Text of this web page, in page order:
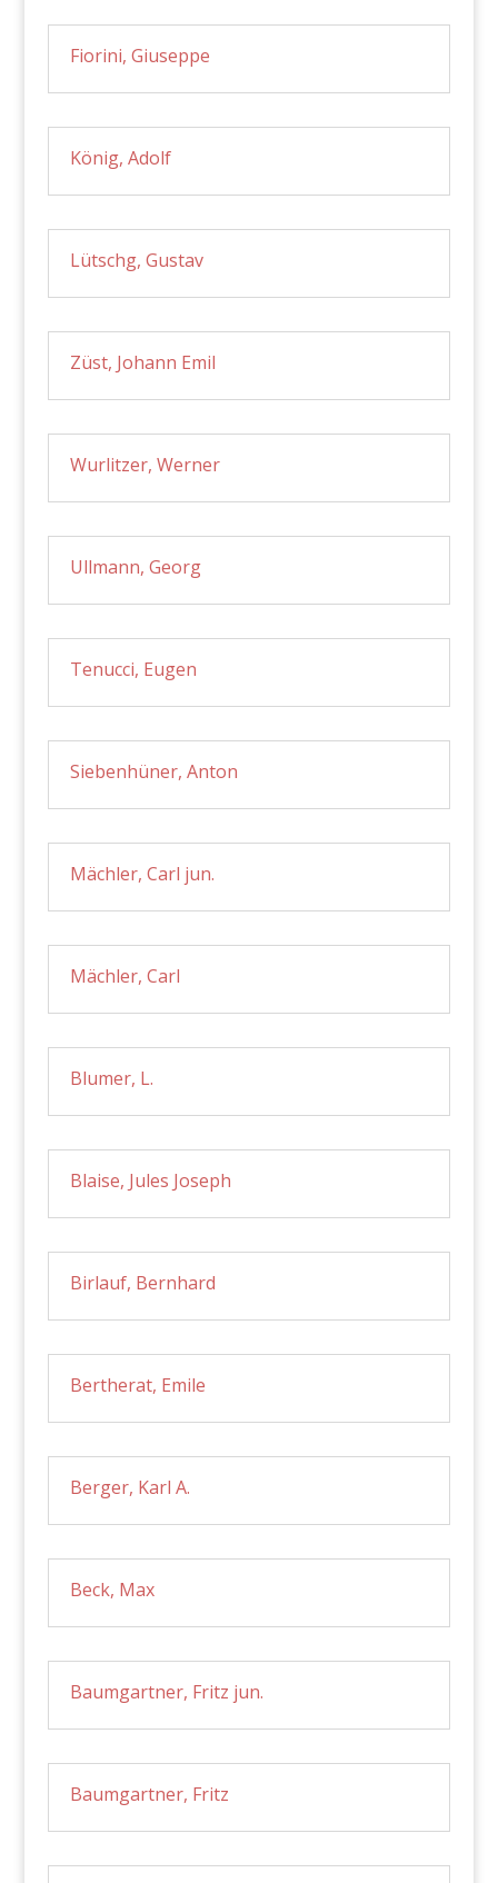
Fiorini, Giuseppe
König, Adolf
Lütschg, Gustav
Züst, Johann Emil
Wurlitzer, Werner
Ullmann, Georg
Tenucci, Eugen
Siebenhüner, Anton
Mächler, Carl jun.
Mächler, Carl
Blumer, L.
Blaise, Jules Joseph
Birlauf, Bernhard
Bertherat, Emile
Berger, Karl A.
Beck, Max
Baumgartner, Fritz jun.
Baumgartner, Fritz